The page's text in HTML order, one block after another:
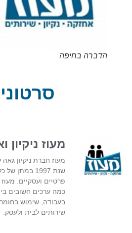
הדברה בחיפה
מעוז ניקיון
מעוז חברת ניקיון גאה
שנת 1997
פרטיים ועסקיים.
כמה ערכים חשובים
בעבודה, שימוש
שירותים לבית ולעסק.